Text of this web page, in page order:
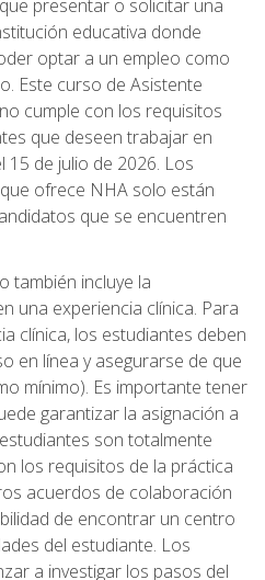
presentar o solicitar una
educativa donde
optar a un empleo como
Este curso de Asistente
cumple con los requisitos
que deseen trabajar en
15 de julio de 2026. Los
ofrece NHA solo están
que se encuentren
también incluye la
una experiencia clínica. Para
clínica, los estudiantes deben
en línea y asegurarse de que
mínimo). Es importante tener
garantizar la asignación a
son totalmente
los requisitos de la práctica
acuerdos de colaboración
de encontrar un centro
del estudiante. Los
a investigar los pasos del